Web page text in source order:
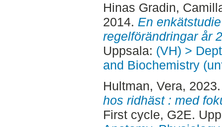
Hinas Gradin,
2014. En
regelförändringar år
Uppsala: (VH) >
and Biochemistry
Hultman, Vera,
hos ridhäst : med
First cycle, G2E.